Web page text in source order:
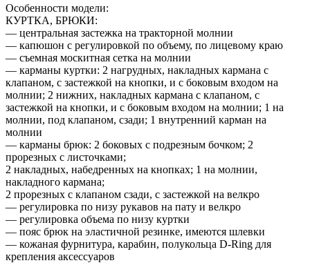
Особенности модели:
КУРТКА, БРЮКИ:
— центральная застежка на тракторной молнии
— капюшон с регулировкой по объему, по лицевому краю
— съемная москитная сетка на молнии
— карманы куртки: 2 нагрудных, накладных кармана с
клапаном, с застежкой на кнопки, и с боковым входом на
молнии; 2 нижних, накладных кармана с клапаном, с
застежкой на кнопки, и с боковым входом на молнии; 1 на
молнии, под клапаном, сзади; 1 внутренний карман на
молнии
— карманы брюк: 2 боковых с подрезным бочком; 2
прорезных с листочками;
2 накладных, набедренных на кнопках; 1 на молнии,
накладного кармана;
2 прорезных с клапаном сзади, с застежкой на велкро
— регулировка по низу рукавов на пату и велкро
— регулировка объема по низу куртки
— пояс брюк на эластичной резинке, имеются шлевки
— кожаная фурнитура, карабин, полукольца D-Ring для
крепления аксессуаров